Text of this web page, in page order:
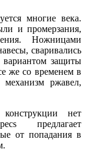
многие века.
и промерзания,
Ножницами
сваривались
защиты
же со временем в
механизм ржавел,
нет
предлагает
от попадания в